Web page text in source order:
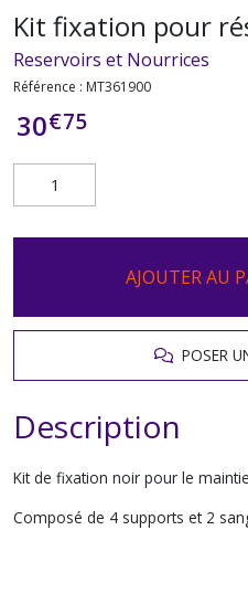
Kit fixation pour
Reservoirs et Nourrices
Référence : MT361900
30€75
AJOUTER AU
POSER
Description
Kit de fixation noir pour le
Composé de 4 supports et 2